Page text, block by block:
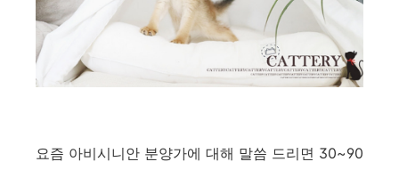
요즘 아비시니안 분양가에 대해 말씀 드리면 30~90